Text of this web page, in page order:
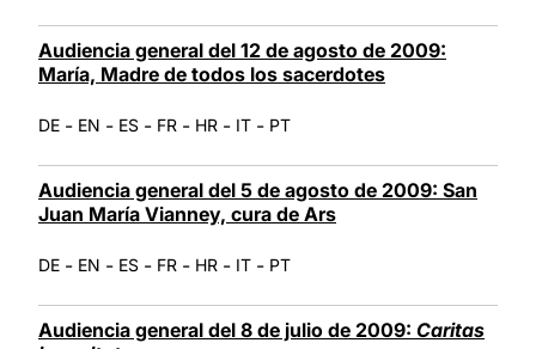
Audiencia general del 12 de agosto de 2009:
María, Madre de todos los sacerdotes
DE - EN - ES - FR - HR - IT - PT
Audiencia general del 5 de agosto de 2009: San
Juan María Vianney, cura de Ars
DE - EN - ES - FR - HR - IT - PT
Audiencia general del 8 de julio de 2009: Caritas